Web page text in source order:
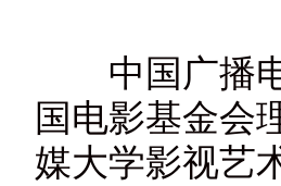
中国广播电
国电影基金会
媒大学影视艺